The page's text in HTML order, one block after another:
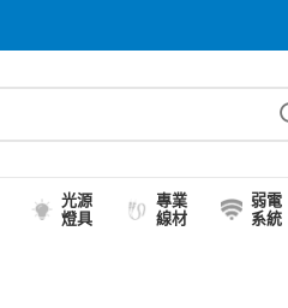
光源
燈具
專業
線材
弱電
系統